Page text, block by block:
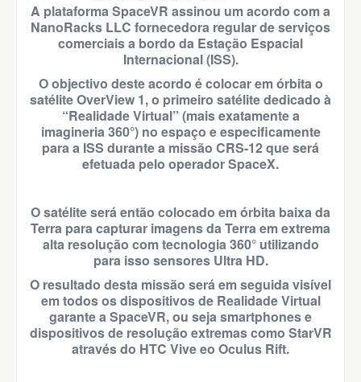
A plataforma SpaceVR assinou um acordo com a
NanoRacks LLC fornecedora regular de serviços
comerciais a bordo da Estação Espacial
Internacional (ISS).
O objectivo deste acordo é colocar em órbita o
satélite OverView 1, o primeiro satélite dedicado à
“Realidade Virtual” (mais exatamente a
imagineria 360°) no espaço e especificamente
para a ISS durante a missão CRS-12 que será
efetuada pelo operador SpaceX.
O satélite será então colocado em órbita baixa da
Terra para capturar imagens da Terra em extrema
alta resolução com tecnologia 360° utilizando
para isso sensores Ultra HD.
O resultado desta missão será em seguida visível
em todos os dispositivos de Realidade Virtual
garante a SpaceVR, ou seja smartphones e
dispositivos de resolução extremas como StarVR
através do HTC Vive eo Oculus Rift.